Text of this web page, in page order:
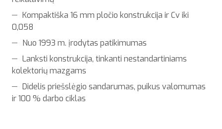
Kompaktiška 16 mm pločio konstrukcija ir Cv iki
0,058
Nuo 1993 m. įrodytas patikimumas
Lanksti konstrukcija, tinkanti nestandartiniams
kolektorių mazgams
Didelis priešslėgio sandarumas, puikus valomumas
ir 100 % darbo ciklas